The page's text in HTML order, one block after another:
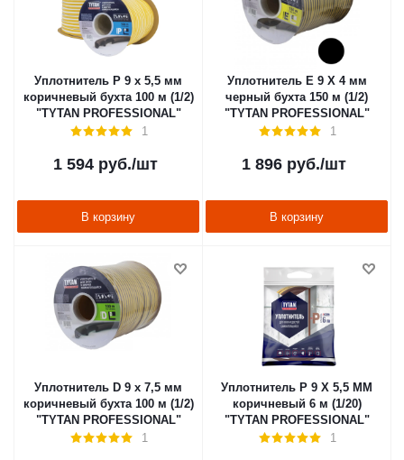
Уплотнитель P 9 х 5,5 мм
коричневый бухта 100 м (1/2)
"TYTAN PROFESSIONAL"
1
1 594руб./шт
В корзину
Уплотнитель E 9 X 4 мм
черный бухта 150 м (1/2)
"TYTAN PROFESSIONAL"
1
1 896руб./шт
В корзину
Уплотнитель D 9 х 7,5 мм
коричневый бухта 100 м (1/2)
"TYTAN PROFESSIONAL"
1
Уплотнитель P 9 X 5,5 MM
коричневый 6 м (1/20)
"TYTAN PROFESSIONAL"
1